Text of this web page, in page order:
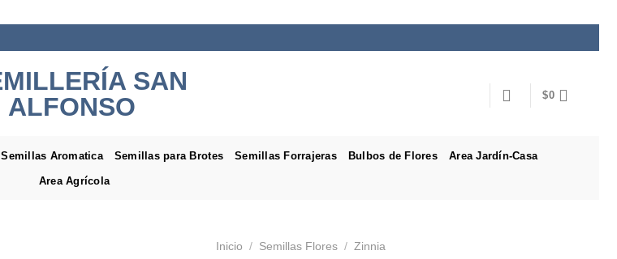
$0
Semillas Aromatica Semillas para Brotes Semillas Forrajeras Bulbos de Flores Area Jardín-Casa
Area Agrícola
Inicio / Semillas Flores / Zinnia